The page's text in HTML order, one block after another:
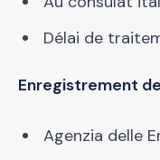
Délai de
Enregistrement
Agenzia delle